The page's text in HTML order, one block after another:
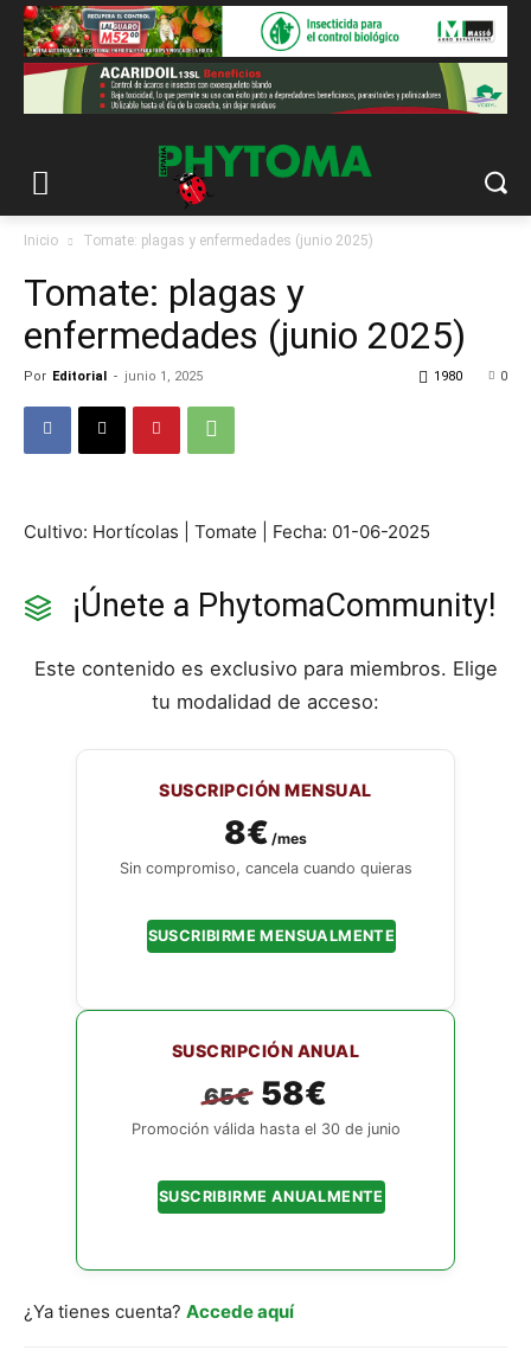
Inicio Tomate: plagas y enfermedades (junio 2025)
Tomate: plagas y
enfermedades (junio 2025)
Por Editorial - junio 1, 2025 0
1980
Cultivo: Hortícolas | Tomate | Fecha: 01-06-2025
¡Únete a PhytomaCommunity!
Este contenido es exclusivo para miembros. Elige
tu modalidad de acceso:
SUSCRIPCIÓN MENSUAL
8€ /mes
Sin compromiso, cancela cuando quieras
SUSCRIBIRME MENSUALMENTE
SUSCRIPCIÓN ANUAL
65€ 58€
Promoción válida hasta el 30 de junio
SUSCRIBIRME ANUALMENTE
¿Ya tienes cuenta? Accede aquí